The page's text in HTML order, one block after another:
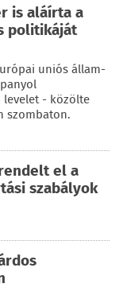
is aláírta a
politikáját
uniós állam-
- közölte
szombaton.
el a
szabályok